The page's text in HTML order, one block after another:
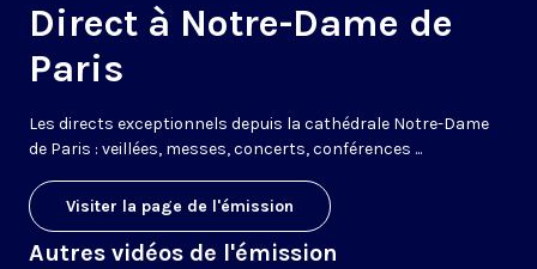
Direct à Notre-Dame de
Paris
Les directs exceptionnels depuis la cathédrale Notre-Dame
de Paris : veillées, messes, concerts, conférences ...
Visiter la page de l'émission
Autres vidéos de l'émission